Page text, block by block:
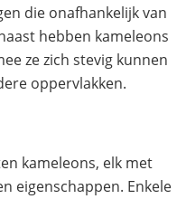
die onafhankelijk van
hebben kameleons
ze zich stevig kunnen
oppervlakken.
kameleons, elk met
eigenschappen. Enkele